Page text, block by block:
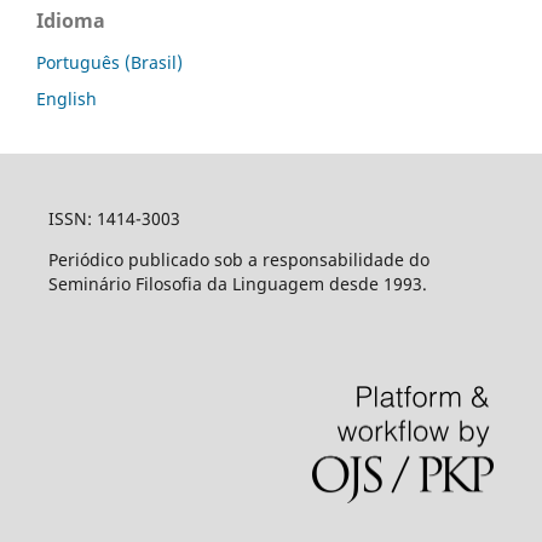
Idioma
Português (Brasil)
English
ISSN: 1414-3003
Periódico publicado sob a responsabilidade do
Seminário Filosofia da Linguagem desde 1993.